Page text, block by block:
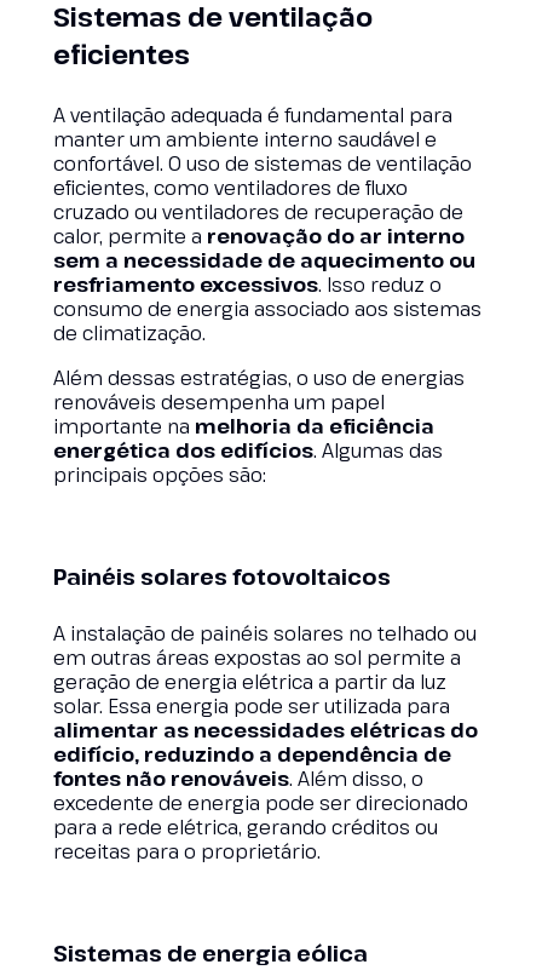
Sistemas de ventilação
eficientes
A ventilação adequada é fundamental para
manter um ambiente interno saudável e
confortável. O uso de sistemas de ventilação
eficientes, como ventiladores de fluxo
cruzado ou ventiladores de recuperação de
calor, permite a renovação do ar interno
sem a necessidade de aquecimento ou
resfriamento excessivos. Isso reduz o
consumo de energia associado aos sistemas
de climatização.
Além dessas estratégias, o uso de energias
renováveis desempenha um papel
importante na melhoria da eficiência
energética dos edifícios. Algumas das
principais opções são:
Painéis solares fotovoltaicos
A instalação de painéis solares no telhado ou
em outras áreas expostas ao sol permite a
geração de energia elétrica a partir da luz
solar. Essa energia pode ser utilizada para
alimentar as necessidades elétricas do
edifício, reduzindo a dependência de
fontes não renováveis. Além disso, o
excedente de energia pode ser direcionado
para a rede elétrica, gerando créditos ou
receitas para o proprietário.
Sistemas de energia eólica